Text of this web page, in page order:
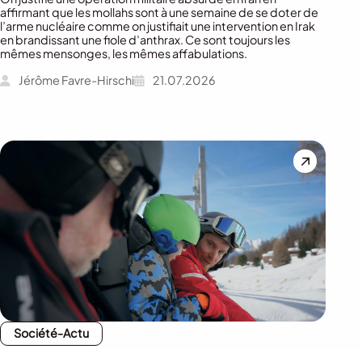
affirmant que les mollahs sont à une semaine de se doter de
l’arme nucléaire comme on justifiait une intervention en Irak
en brandissant une fiole d’anthrax. Ce sont toujours les
mêmes mensonges, les mêmes affabulations.
Jérôme Favre-Hirschi
21.07.2026
Société-Actu